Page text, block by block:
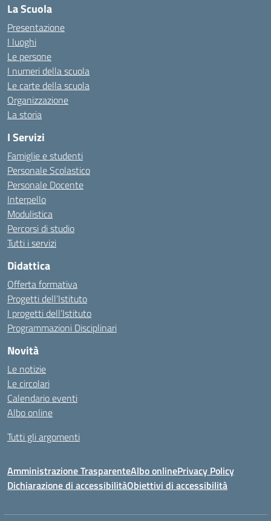
La Scuola
Presentazione
I luoghi
Le persone
I numeri della scuola
Le carte della scuola
Organizzazione
La storia
I Servizi
Famiglie e studenti
Personale Scolastico
Personale Docente
Interpello
Modulistica
Percorsi di studio
Tutti i servizi
Didattica
Offerta formativa
Progetti dell’Istituto
I progetti dell’Istituto
Programmazioni Disciplinari
Novità
Le notizie
Le circolari
Calendario eventi
Albo online
Tutti gli argomenti
Amministrazione TrasparenteAlbo onlinePrivacy Policy
Dichiarazione di accessibilitàObiettivi di accessibilità